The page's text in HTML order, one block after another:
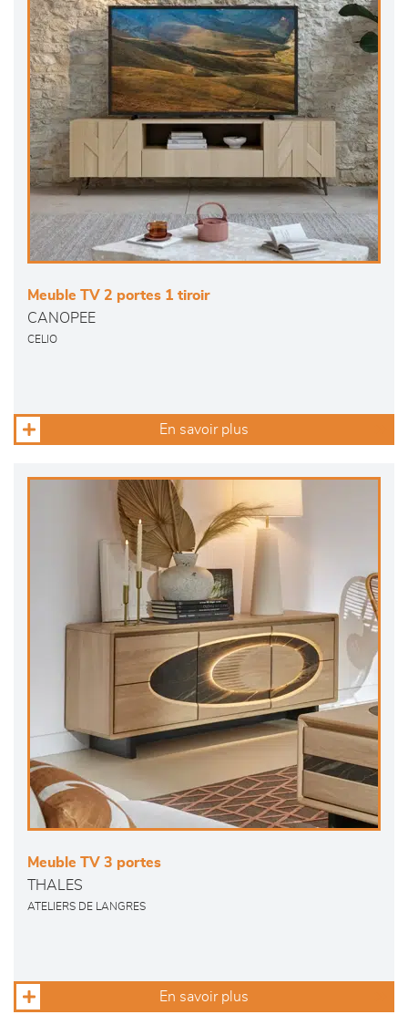
Meuble TV 2 portes 1 tiroir
CANOPEE
CELIO
En savoir plus
Meuble TV 3 portes
THALES
ATELIERS DE LANGRES
En savoir plus